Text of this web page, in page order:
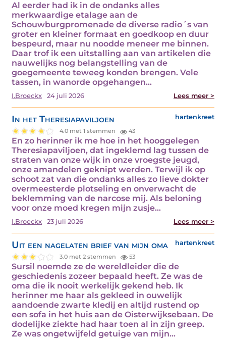
Al eerder had ik in de ondanks alles
merkwaardige etalage aan de
Schouwburgpromenade de diverse radio´s van
groter en kleiner formaat en goedkoop en duur
bespeurd, maar nu noodde meneer me binnen.
Daar trof ik een uitstalling aan van artikelen die
nauwelijks nog belangstelling van de
goegemeente teweeg konden brengen. Vele
tassen, in wanorde opgehangen…
I.Broeckx 24 juli 2026 Lees meer >
In het Theresiapaviljoen hartenkreet
4.0 met 1 stemmen 43
En zo herinner ik me hoe in het hooggelegen
Theresiapaviljoen, dat ingeklemd lag tussen de
straten van onze wijk in onze vroegste jeugd,
onze amandelen geknipt werden. Terwijl ik op
schoot zat van die ondanks alles zo lieve dokter
overmeesterde plotseling en onverwacht de
beklemming van de narcose mij. Als beloning
voor onze moed kregen mijn zusje…
I.Broeckx 23 juli 2026 Lees meer >
Uit een nagelaten brief van mijn oma hartenkreet
3.0 met 2 stemmen 53
Sursil noemde ze de wereldleider die de
geschiedenis zozeer bepaald heeft. Ze was de
oma die ik nooit werkelijk gekend heb. Ik
herinner me haar als gekleed in ouwelijk
aandoende zwarte kledij en altijd rustend op
een sofa in het huis aan de Oisterwijksebaan. De
dodelijke ziekte had haar toen al in zijn greep.
Ze was ongetwijfeld getuige van mijn…